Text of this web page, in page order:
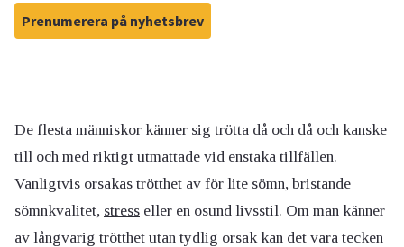
Prenumerera på nyhetsbrev
De flesta människor känner sig trötta då och då och kanske
till och med riktigt utmattade vid enstaka tillfällen.
Vanligtvis orsakas trötthet av för lite sömn, bristande
sömnkvalitet, stress eller en osund livsstil. Om man känner
av långvarig trötthet utan tydlig orsak kan det vara tecken